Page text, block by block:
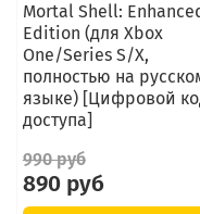
Mortal Shell:
Edition (для Xbox
One/Series S/X,
полностью на
языке) [Цифровой
доступа]
990 руб
890 руб